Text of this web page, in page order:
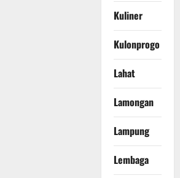
Kuliner
Kulonprogo
Lahat
Lamongan
Lampung
Lembaga